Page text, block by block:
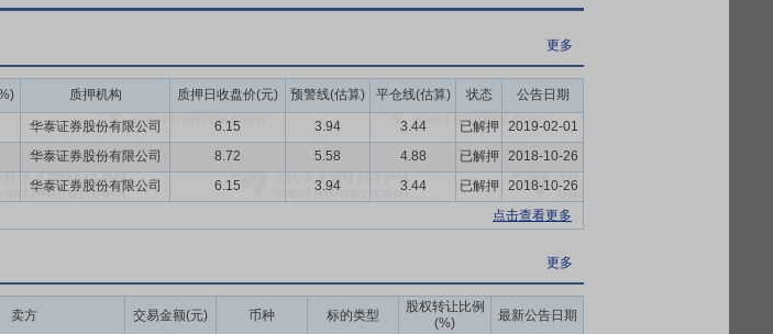
更多
质押机构 质押日收盘价(元) 预警线(估算) 平仓线(估算) 状态 公告日期
华泰证券股份有限公司 6.15 3.94 3.44 已解押
2019-02-01
华泰证券股份有限公司 8.72 5.58 4.88 已解押
2018-10-26
华泰证券股份有限公司 6.15 3.94 3.44 已解押
2018-10-26
点击查看更多
更多
卖方 交易金额(元) 币种 标的类型
股权转让比例
(%)
最新公告日期